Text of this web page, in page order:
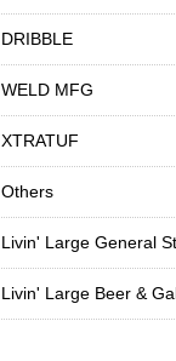
DRIBBLE
WELD MFG
XTRATUF
Others
Livin' Large General
Livin' Large Beer &